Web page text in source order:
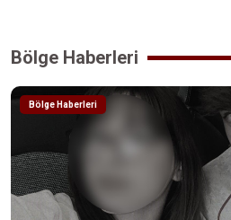
Bölge Haberleri
Bölge Haberleri